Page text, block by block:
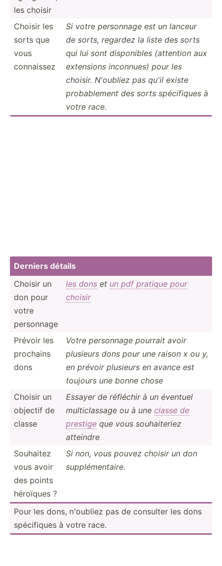
les choisir
Choisir les
sorts que
vous
connaissez
Si votre personnage est un lanceur
de sorts, regardez la liste des sorts
qui lui sont dispon­ibles (attention aux
extensions inconnues) pour les
choisir. N'oubliez pas qu'il existe
probab­lement des sorts spécif­iques à
votre race.
Derniers détails
Choisir un
don pour
votre
personnage
les dons et un pdf pratique pour
choisir
Prévoir les
prochains
dons
Votre personnage pourrait avoir
plusieurs dons pour une raison x ou y,
en prévoir plusieurs en avance est
toujours une bonne chose
Choisir un
objectif de
classe
Essayer de réfléchir à un éventuel
multic­lassage ou à une classe de
prestige que vous souhai­teriez
atteindre
Souhaitez
vous avoir
des points
héroïques ?
Si non, vous pouvez choisir un don
supplé­men­taire.
Pour les dons, n'oubliez pas de consulter les dons
spécif­iques à votre race.